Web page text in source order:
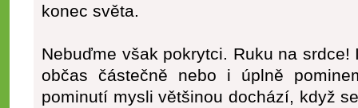
konec světa.
Nebuďme však pokrytci. Ruku na
občas částečně nebo i úplně
pominutí mysli většinou dochází, když